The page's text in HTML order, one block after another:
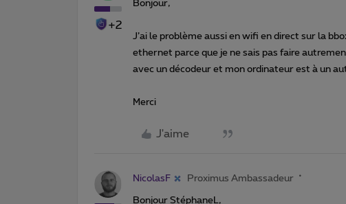
+2
Bonjour,
J’ai le problème aussi en wifi en direct sur la
ethernet parce que je ne sais pas faire
avec un décodeur et mon ordinateur est à un
Merci
J'aime
NicolasF Proximus Ambassadeur
Bonjour StéphaneL,